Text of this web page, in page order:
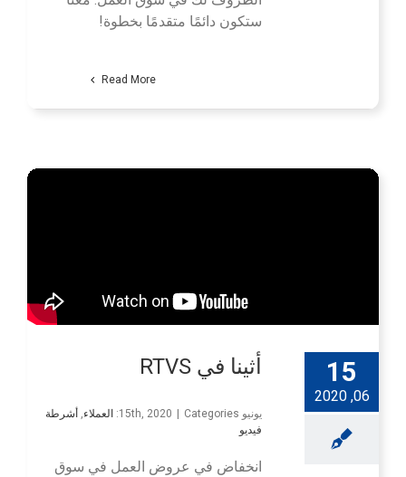
ستكون دائمًا متقدمًا بخطوة!
Read More
15
06, 2020
أثينا في RTVS
يونيو 15th, 2020 Categories: العملاء, أشرطة
فيديو
انخفاض في عروض العمل في سوق